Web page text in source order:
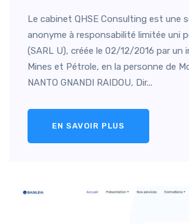
Le cabinet QHSE Consulting est une
anonyme à responsabilité limitée uni
(SARL U), créée le 02/12/2016 par un
Mines et Pétrole, en la personne de
NANTO GNANDI RAIDOU, Dir...
EN SAVOIR PLUS